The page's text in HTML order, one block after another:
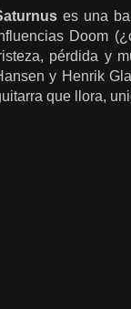
es una
Doom
pérdida y
y Henrik
que llora,